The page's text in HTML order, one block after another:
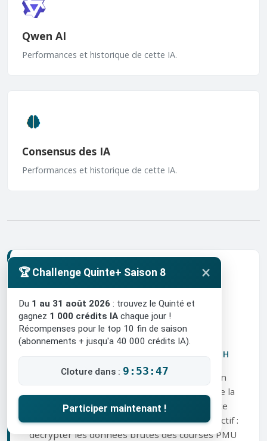
Qwen AI
Performances et historique de cette IA.
Consensus des IA
Performances et historique de cette IA.
Paul Roulleau
DATA SCIENTIST & FONDATEUR DE TURF.BZH
Passionné de courses hippiques et expert en
pour mettre la
puissance des algorithmes et de l'Intelligence
Artificielle au service des turfistes. Mon objectif :
décrypter les données brutes des courses PMU
🏆 Challenge Quinte+ Saison 8 ×
Du 1 au 31 août 2026 : trouvez le Quinté et
gagnez 1 000 crédits IA chaque jour !
Récompenses pour le top 10 fin de saison
(abonnements + jusqu'a 40 000 crédits IA).
Cloture dans : 9:53:45
Participer maintenant !